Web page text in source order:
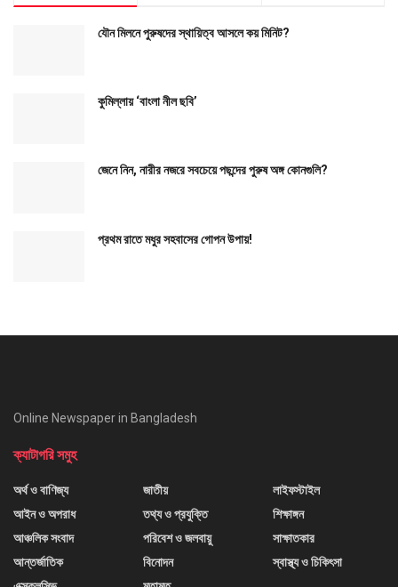
যৌন মিলনে পুরুষদের স্থায়িত্ব আসলে কয় মিনিট?
কুমিল্লায় ‘বাংলা নীল ছবি’
জেনে নিন, নারীর নজরে সবচেয়ে পছন্দের পুরুষ অঙ্গ কোনগুলি?
প্রথম রাতে মধুর সহবাসের গোপন উপায়!
Online Newspaper in Bangladesh
ক্যাটাগরি সমুহ
অর্থ ও বাণিজ্য
আইন ও অপরাধ
আঞ্চলিক সংবাদ
আন্তর্জাতিক
জাতীয়
তথ্য ও প্রযুক্তি
পরিবেশ ও জলবায়ু
বিনোদন
লাইফস্টাইল
শিক্ষাঙ্গন
সাক্ষাতকার
স্বাস্থ্য ও চিকিৎসা